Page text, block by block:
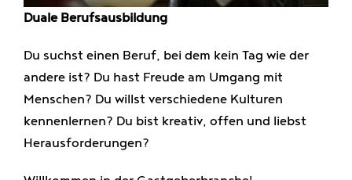
Duale Berufsausbildung
Du suchst einen Beruf, bei dem kein Tag wie der
andere ist? Du hast Freude am Umgang mit
Menschen? Du willst verschiedene Kulturen
kennenlernen? Du bist kreativ, offen und liebst
Herausforderungen?